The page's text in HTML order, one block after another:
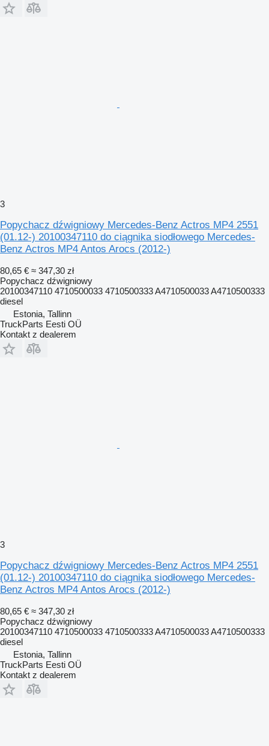
3
Popychacz dźwigniowy Mercedes-Benz Actros MP4 2551
(01.12-) 20100347110 do ciągnika siodłowego Mercedes-
Benz Actros MP4 Antos Arocs (2012-)
80,65 € ≈ 347,30 zł
Popychacz dźwigniowy
20100347110 4710500033 4710500333 A4710500033 A4710500333
diesel
Estonia, Tallinn
TruckParts Eesti OÜ
Kontakt z dealerem
3
Popychacz dźwigniowy Mercedes-Benz Actros MP4 2551
(01.12-) 20100347110 do ciągnika siodłowego Mercedes-
Benz Actros MP4 Antos Arocs (2012-)
80,65 € ≈ 347,30 zł
Popychacz dźwigniowy
20100347110 4710500033 4710500333 A4710500033 A4710500333
diesel
Estonia, Tallinn
TruckParts Eesti OÜ
Kontakt z dealerem